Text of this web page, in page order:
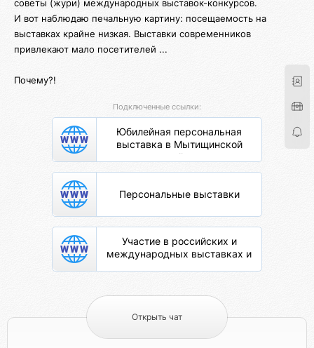
советы (жури) международных выставок-конкурсов.
И вот наблюдаю печальную картину: посещаемость на
выставках крайне низкая. Выставки современников
привлекают мало посетителей ...
Почему?!
Подключенные ссылки:
Юбилейная персональная
выставка в Мытищинской
картинной галерее
Персональные выставки
Участие в российских и
международных выставках и
Открыть чат